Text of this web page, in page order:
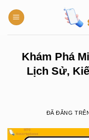
đến
Khám Phá
Lịch Sử,
ĐÃ ĐĂNG